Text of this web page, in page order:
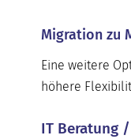
Migration zu
Eine weitere
höhere
IT Beratung